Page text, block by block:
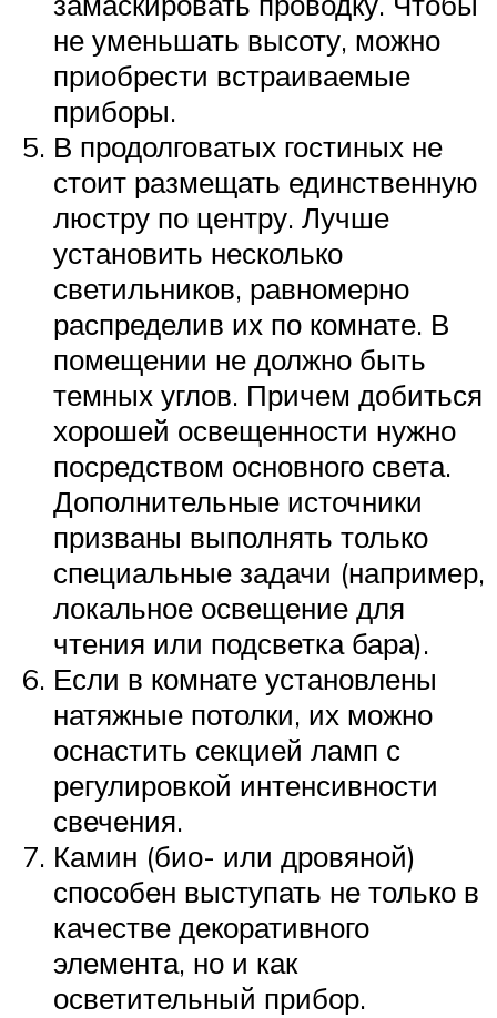
не уменьшать высоту, можно
приобрести встраиваемые
приборы.
В продолговатых гостиных не
стоит размещать единственную
люстру по центру. Лучше
установить несколько
светильников, равномерно
распределив их по комнате. В
помещении не должно быть
темных углов. Причем добиться
хорошей освещенности нужно
посредством основного света.
Дополнительные источники
призваны выполнять только
специальные задачи (например,
локальное освещение для
чтения или подсветка бара).
Если в комнате установлены
натяжные потолки, их можно
оснастить секцией ламп с
регулировкой интенсивности
свечения.
Камин (био- или дровяной)
способен выступать не только в
качестве декоративного
элемента, но и как
осветительный прибор.